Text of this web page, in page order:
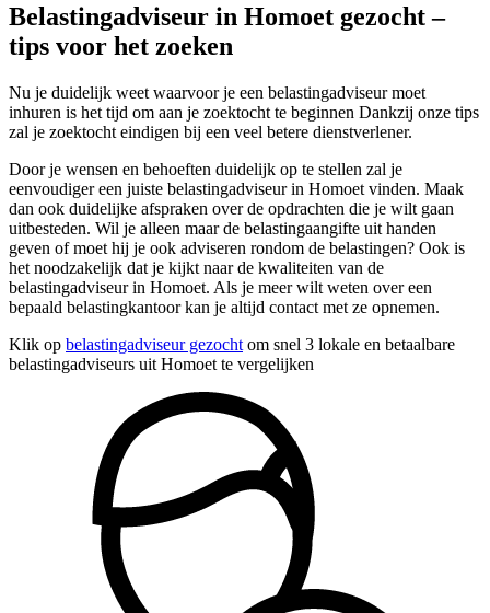
Belastingadviseur in Homoet gezocht –
tips voor het zoeken
Nu je duidelijk weet waarvoor je een belastingadviseur moet
inhuren is het tijd om aan je zoektocht te beginnen Dankzij onze tips
zal je zoektocht eindigen bij een veel betere dienstverlener.
Door je wensen en behoeften duidelijk op te stellen zal je
eenvoudiger een juiste belastingadviseur in Homoet vinden. Maak
dan ook duidelijke afspraken over de opdrachten die je wilt gaan
uitbesteden. Wil je alleen maar de belastingaangifte uit handen
geven of moet hij je ook adviseren rondom de belastingen? Ook is
het noodzakelijk dat je kijkt naar de kwaliteiten van de
belastingadviseur in Homoet. Als je meer wilt weten over een
bepaald belastingkantoor kan je altijd contact met ze opnemen.
Klik op belastingadviseur gezocht om snel 3 lokale en betaalbare
belastingadviseurs uit Homoet te vergelijken